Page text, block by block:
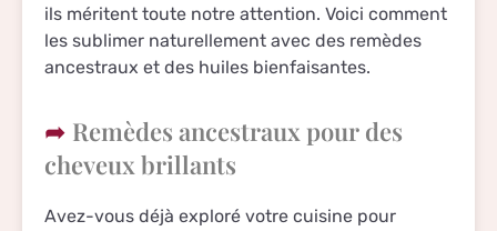
ils méritent toute notre attention. Voici comment
les sublimer naturellement avec des remèdes
ancestraux et des huiles bienfaisantes.
Remèdes ancestraux pour des
cheveux brillants
Avez-vous déjà exploré votre cuisine pour